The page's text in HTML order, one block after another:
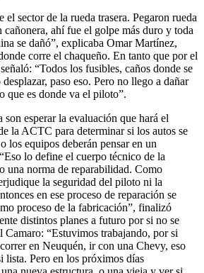
el sector de la rueda trasera. Pegaron rueda
cañonera, ahí fue el golpe más duro y toda
se dañó”, explicaba Omar Martínez,
corre el chaqueño. En tanto que por el
“Todos los fusibles, caños donde se
paso eso. Pero no llego a dañar
que es donde va el piloto”.
son esperar la evaluación que hará el
la ACTC para determinar si los autos se
los equipos deberán pensar en un
lo define el cuerpo técnico de la
una norma de reparabilidad. Como
la seguridad del piloto ni la
en ese proceso de reparación se
proceso de la fabricación”, finalizó
distintos planes a futuro por si no se
“Estuvimos trabajando, por si
en Neuquén, ir con una Chevy, eso
lista. Pero en los próximos días